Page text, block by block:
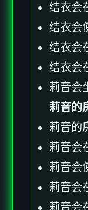
结衣会
结衣会
结衣会
结衣会
莉音会
莉音的
莉音的
莉音会
莉音会
莉音会
莉音会